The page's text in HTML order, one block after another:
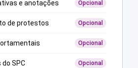
e anotações Opcional
de protestos Opcional
Opcional
SPC Opcional